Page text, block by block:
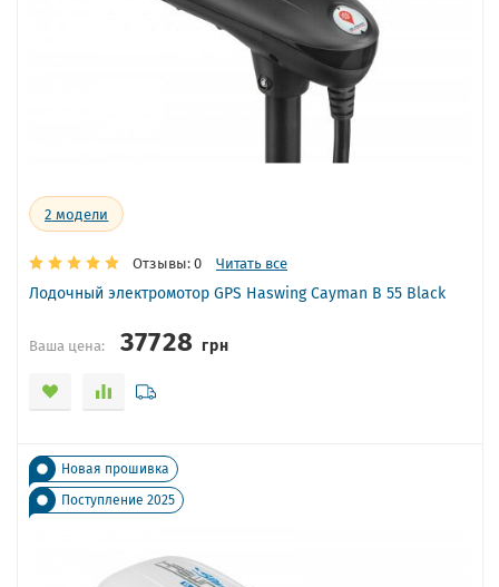
2 модели
Отзывы: 0 Читать все
Лодочный электромотор GPS Haswing Cayman B 55 Black
Ваша цена: 37728грн
Новая прошивка
Поступление 2025